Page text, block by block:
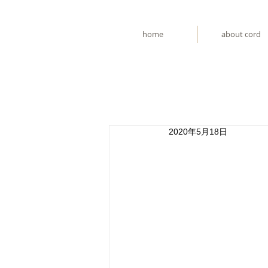
home about cord
2020年5月18日